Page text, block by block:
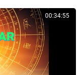
00:34:55